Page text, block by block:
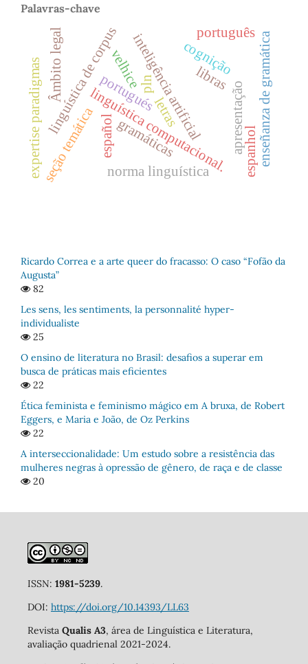
Palavras-chave
linguística de corpuslinguística computacional.
inteligência artificial
letras apresentação
seção temática
cognição
expertise paradigmas gramáticas enseñanza de gramática
portugués
español
norma linguística
português
espanhol
Âmbito legal libras
pln
velhice
Ricardo Correa e a arte queer do fracasso: O caso “Fofão da
Augusta”
82
Les sens, les sentiments, la personnalité hyper-
individualiste
25
O ensino de literatura no Brasil: desafios a superar em
busca de práticas mais eficientes
22
Ética feminista e feminismo mágico em A bruxa, de Robert
Eggers, e Maria e João, de Oz Perkins
22
A interseccionalidade: Um estudo sobre a resistência das
mulheres negras à opressão de gênero, de raça e de classe
20
ISSN: 1981-5239.
DOI: https://doi.org/10.14393/LL63
Revista Qualis A3, área de Linguística e Literatura,
avaliação quadrienal 2021-2024.